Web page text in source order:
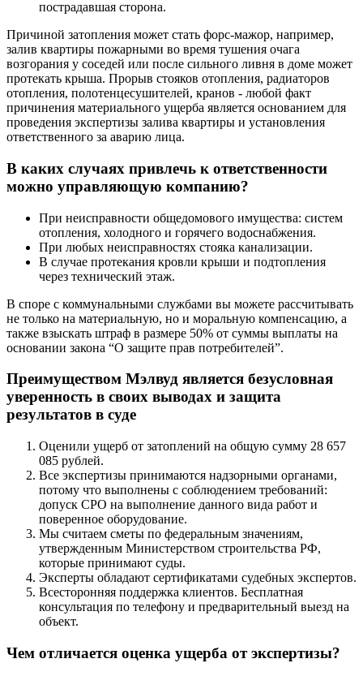
пострадавшая сторона.
Причиной затопления может стать форс-мажор, например,
залив квартиры пожарными во время тушения очага
возгорания у соседей или после сильного ливня в доме может
протекать крыша. Прорыв стояков отопления, радиаторов
отопления, полотенцесушителей, кранов - любой факт
причинения материального ущерба является основанием для
проведения экспертизы залива квартиры и установления
ответственного за аварию лица.
В каких случаях привлечь к ответственности
можно управляющую компанию?
При неисправности общедомового имущества: систем
отопления, холодного и горячего водоснабжения.
При любых неисправностях стояка канализации.
В случае протекания кровли крыши и подтопления
через технический этаж.
В споре с коммунальными службами вы можете рассчитывать
не только на материальную, но и моральную компенсацию, а
также взыскать штраф в размере 50% от суммы выплаты на
основании закона “О защите прав потребителей”.
Преимуществом Мэлвуд является безусловная
уверенность в своих выводах и защита
результатов в суде
Оценили ущерб от затоплений на общую сумму 28 657
085 рублей.
Все экспертизы принимаются надзорными органами,
потому что выполнены с соблюдением требований:
допуск СРО на выполнение данного вида работ и
поверенное оборудование.
Мы считаем сметы по федеральным значениям,
утвержденным Министерством строительства РФ,
которые принимают суды.
Эксперты обладают сертификатами судебных экспертов.
Всесторонняя поддержка клиентов. Бесплатная
консультация по телефону и предварительный выезд на
объект.
Чем отличается оценка ущерба от экспертизы?